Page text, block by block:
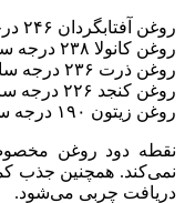
روغن آفتابگردان ۲۴۶ درجه سانتیگراد
روغن کانولا ۲۳۸ درجه سانتیگراد
روغن ذرت ۲۳۶ درجه سانتیگراد
روغن کنجد ۲۲۶ درجه سانتیگراد
روغن زیتون ۱۹۰ درجه سانتیگراد
نقطه دود روغن
نمی‌کند. همچنین جذب
دریافت چربی می‌شود.